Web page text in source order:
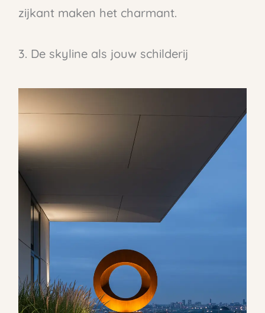
zijkant maken het charmant.
3. De skyline als jouw schilderij